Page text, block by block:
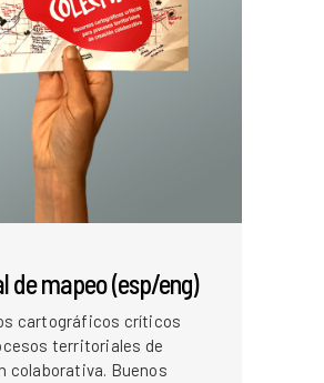
de mapeo (esp/eng)
cartográficos críticos
territoriales de
colaborativa. Buenos